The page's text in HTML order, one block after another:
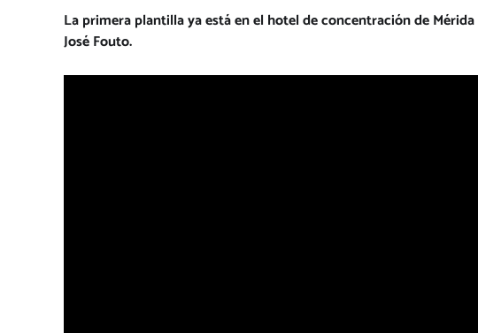
La primera plantilla ya está en el hotel de concentración de
José Fouto.